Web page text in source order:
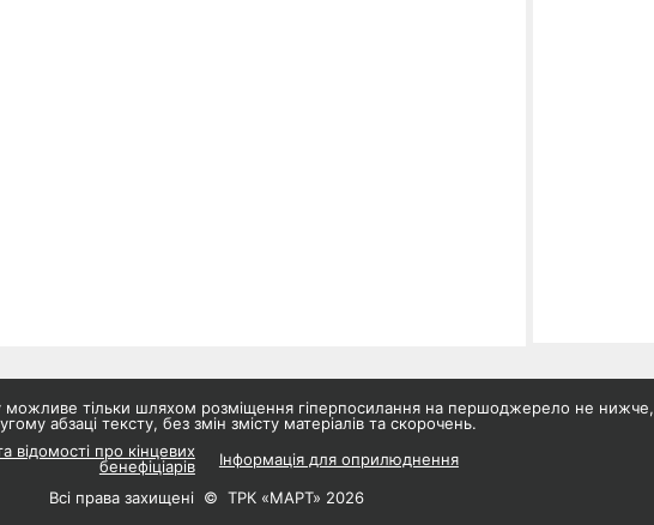
можливе тільки шляхом розміщення гіперпосилання на першоджерело не нижче,
абзаці тексту, без змін змісту матеріалів та скорочень.
відомості про кінцевих
бенефіціарів
Інформація для оприлюднення
Всі права захищені © ТРК «МАРТ» 2026